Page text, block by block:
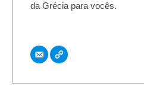
da Grécia para vocês.